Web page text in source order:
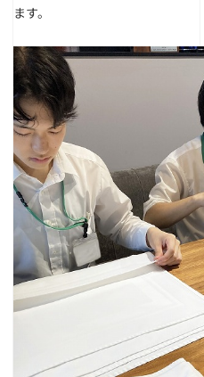
ます。